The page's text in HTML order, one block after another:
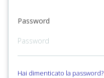
Password
Hai dimenticato la password?